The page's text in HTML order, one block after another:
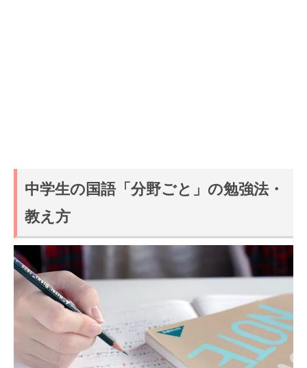
中学生の国語「分野ごと」の勉強法・
教え方